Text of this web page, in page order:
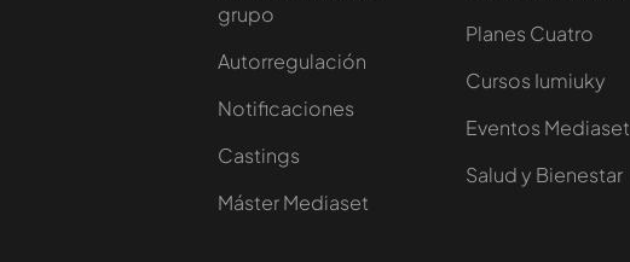
grupo
Autorregulación
Notificaciones
Castings
Máster Mediaset
Planes Cuatro
Cursos Iumiuky
Eventos Mediaset
Salud y Bienestar